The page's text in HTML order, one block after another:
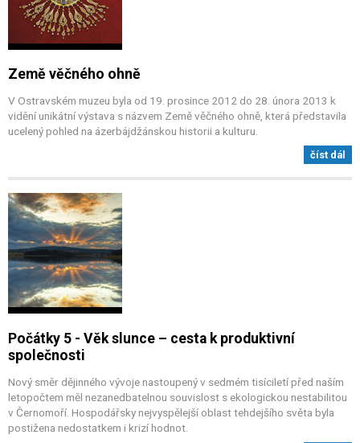
Země věčného ohně
V Ostravském muzeu byla od 19. prosince 2012 do 28. února 2013 k
vidění unikátní výstava s názvem Země věčného ohně, která představila
ucelený pohled na ázerbájdžánskou historii a kulturu.
číst dál
Počátky 5 - Věk slunce – cesta k produktivní
společnosti
Nový směr dějinného vývoje nastoupený v sedmém tisíciletí před naším
letopočtem měl nezanedbatelnou souvislost s ekologickou nestabilitou
v Černomoří. Hospodářsky nejvyspělejší oblast tehdejšího světa byla
postižena nedostatkem i krizí hodnot.